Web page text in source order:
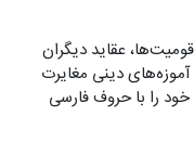
عقاید دیگران
دینی مغایرت
را با حروف فارسی